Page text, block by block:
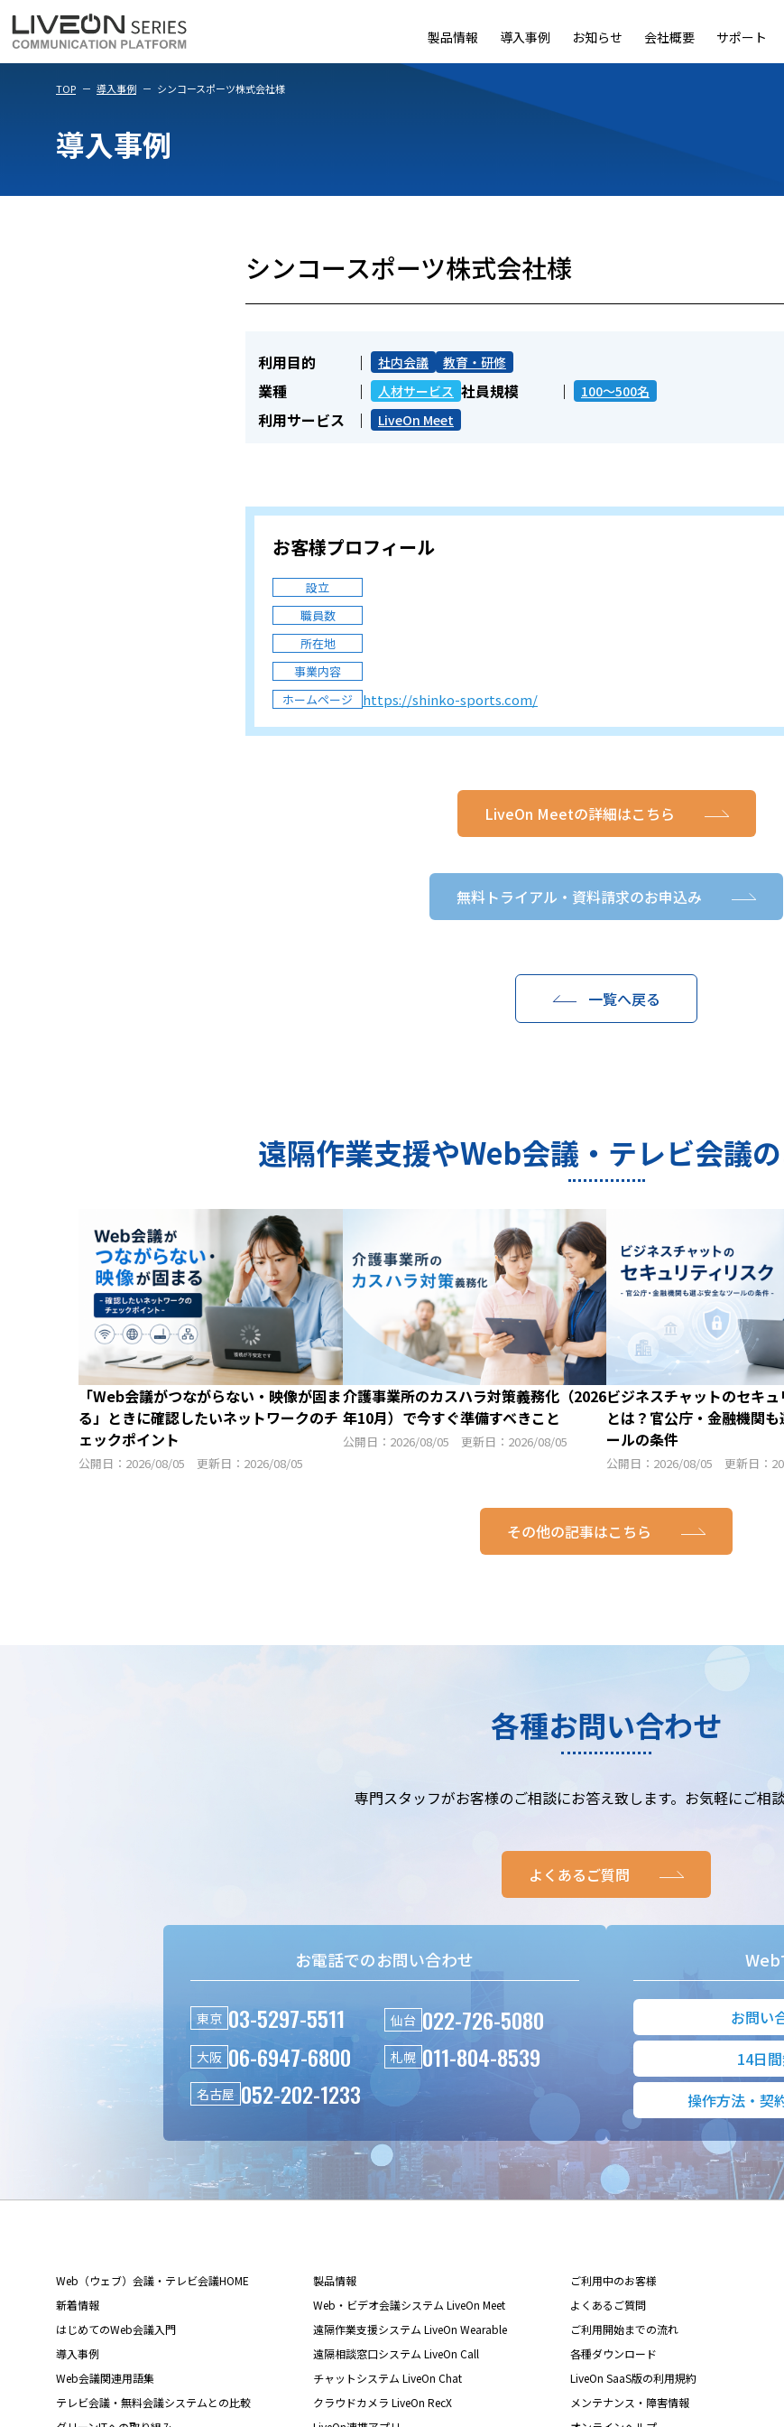
製品情報
LiveOn Meet LiveOn Nano
導入事例 お知らせ 会社概要 サポート
TOP 導入事例 シンコースポーツ株式会社様
導入事例
シンコースポーツ株式会社様
利用目的 社内会議 教育・研修
業種 人材サービス 社員規模 100～500名
利用サービス LiveOn Meet
お客様プロフィール
設立
職員数
所在地
事業内容
ホームページ
https://shinko-sports.com/
LiveOn Meetの詳細はこちら
無料トライアル・資料請求のお申込み
一覧へ戻る
遠隔作業支援やWeb会議・テレビ会議
「Web会議がつながらない・映像が固ま
る」ときに確認したいネットワークのチ
ェックポイント
公開日：2026/08/05 更新日：2026/08/05
介護事業所のカスハラ対策義務化（2026
年10月）で今すぐ準備すべきこと
公開日：2026/08/05 更新日：2026/08/05
ビジネスチャットのセキ
とは？官公庁・金融機関
ールの条件
公開日：2026/08/05 更新日：
その他の記事はこちら
各種お問い合わせ
専門スタッフがお客様のご相談にお答え致します。お気軽にご相談
よくあるご質問
お電話でのお問い合わせ
東京 03-5297-5511 仙台 022-726-5080
大阪 06-6947-6800 札幌 011-804-8539
名古屋 052-202-1233
Web
お問い
14日
操作方法・契
Web（ウェブ）会議・テレビ会議HOME
新着情報
はじめてのWeb会議入門
導入事例
Web会議関連用語集
テレビ会議・無料会議システムとの比較
製品情報
Web・ビデオ会議システム LiveOn Meet
遠隔作業支援システム LiveOn Wearable
遠隔相談窓口システム LiveOn Call
チャットシステム LiveOn Chat
クラウドカメラ LiveOn RecX
ご利用中のお客様
よくあるご質問
ご利用開始までの流れ
各種ダウンロード
LiveOn SaaS版の利用規約
メンテナンス・障害情報